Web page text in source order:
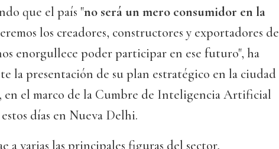
que el país "no será un mero consumidor en la
los creadores, constructores y exportadores de
enorgullece poder participar en ese futuro", ha
la presentación de su plan estratégico en la ciudad
en el marco de la Cumbre de Inteligencia Artificial
días en Nueva Delhi.
a varias las principales figuras del sector,